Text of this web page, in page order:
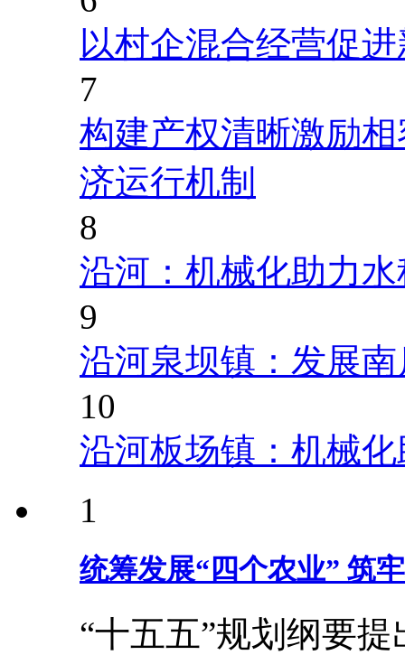
以村企混合经营促
7
构建产权清晰激励
济运行机制
8
沿河：机械化助力
9
沿河泉坝镇：发展
10
沿河板场镇：机械
1
统筹发展“四个农业” 筑
“十五五”规划纲要